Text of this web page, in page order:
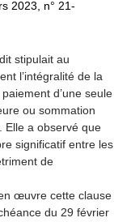
2023, n° 21-
stipulait au
l’intégralité de la
d’une seule
ou sommation
Elle a observé que
significatif entre les
de
œuvre cette clause
du 29 février